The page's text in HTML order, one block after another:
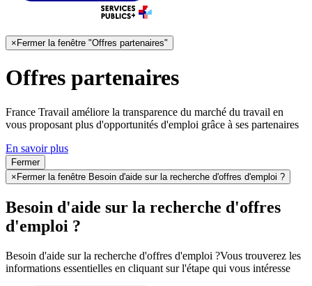
× Fermer la fenêtre "Offres partenaires"
Offres partenaires
France Travail améliore la transparence du marché du travail en
vous proposant plus d'opportunités d'emploi grâce à ses partenaires
En savoir plus
Fermer
× Fermer la fenêtre Besoin d'aide sur la recherche d'offres d'emploi ?
Besoin d'aide sur la recherche d'offres
d'emploi ?
Besoin d'aide sur la recherche d'offres d'emploi ?Vous trouverez les
informations essentielles en cliquant sur l'étape qui vous intéresse